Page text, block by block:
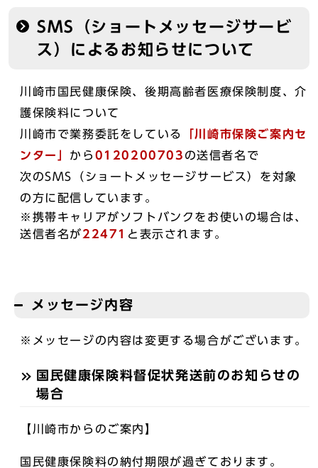
SMS（ショートメッセージサービ
ス）によるお知らせについて
川崎市国民健康保険、後期高齢者医療保険制度、介
護保険料について
川崎市で業務委託をしている
「川崎市保険ご案内セ
ンター」 から 0120200703 の送信者名で
次のSMS（ショートメッセージサービス）を対象
の方に配信しています。
※携帯キャリアがソフトバンクをお使いの場合は、
送信者名が22471 と表示されます。
メッセージ内容
※メッセージの内容は変更する場合がございます。
国民健康保険料督促状発送前のお知らせの
場合
【川崎市からのご案内】
国民健康保険料の納付期限が過ぎております。